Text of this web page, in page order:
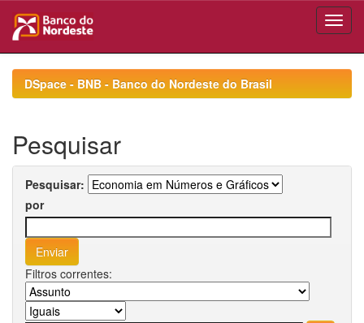
navigationDSpace - BNB - Banco do Nordeste do Brasil
Pesquisar
Pesquisar:
por
Filtros correntes: